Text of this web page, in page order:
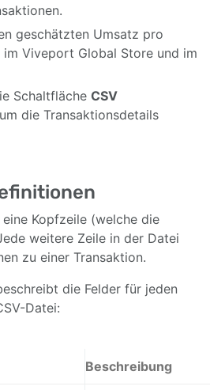
geschätzten Umsatz pro
im Viveport Global Store und im
Schaltfläche CSV
die Transaktionsdetails
Kopfzeile (welche die
weitere Zeile in der Datei
zu einer Transaktion.
die Felder für jeden
Datei:
Beschreibung